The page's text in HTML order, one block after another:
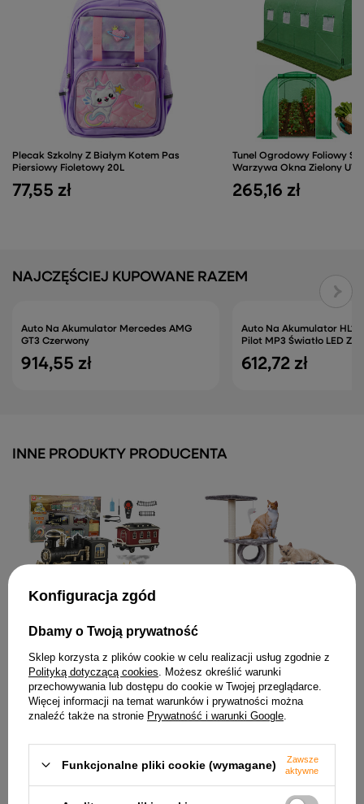
Plecak Szkolny Z Białym Kotem Pas
Piersiowy Fioletowy 20L
77,55 zł
Tunel Ogrodowy Foliowy
Warzywa Okna Zielony UV
265,16 zł
NAJCZĘŚCIEJ KUPOWANE RAZEM
Auto Na Akumulator Mercedes AMG
GT3 Czerwony
914,55 zł
Auto Na Akumulator
Pilot MP3 Światło LED
612,72 zł
INNE PRODUKTY PRODUCENTA
Kolejka Elektryczna Pociąg
Klasyczny RC Światła
Dźwięki Dym 206 cm 24 el.
160,89 zł
Domkiem Tunelem
Platformy 30x30x107cm
110,19 zł
Konfiguracja zgód
Dbamy o Twoją prywatność
Sklep korzysta z plików cookie w celu realizacji usług zgodnie z
Polityką dotyczącą cookies . Możesz określić warunki
przechowywania lub dostępu do cookie w Twojej przeglądarce.
Więcej informacji na temat warunków i prywatności można
znaleźć także na stronie Prywatność i warunki Google
Funkcjonalne pliki cookie (wymagane)
Zawsze
aktywne